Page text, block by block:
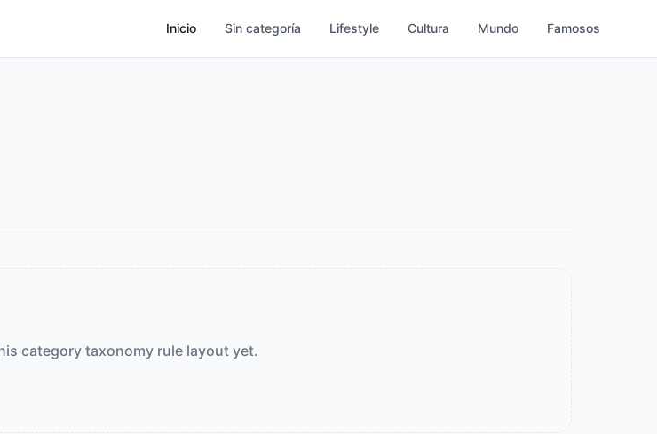
Inicio Sin categoría Lifestyle Cultura Mundo Famosos
category taxonomy rule layout yet.